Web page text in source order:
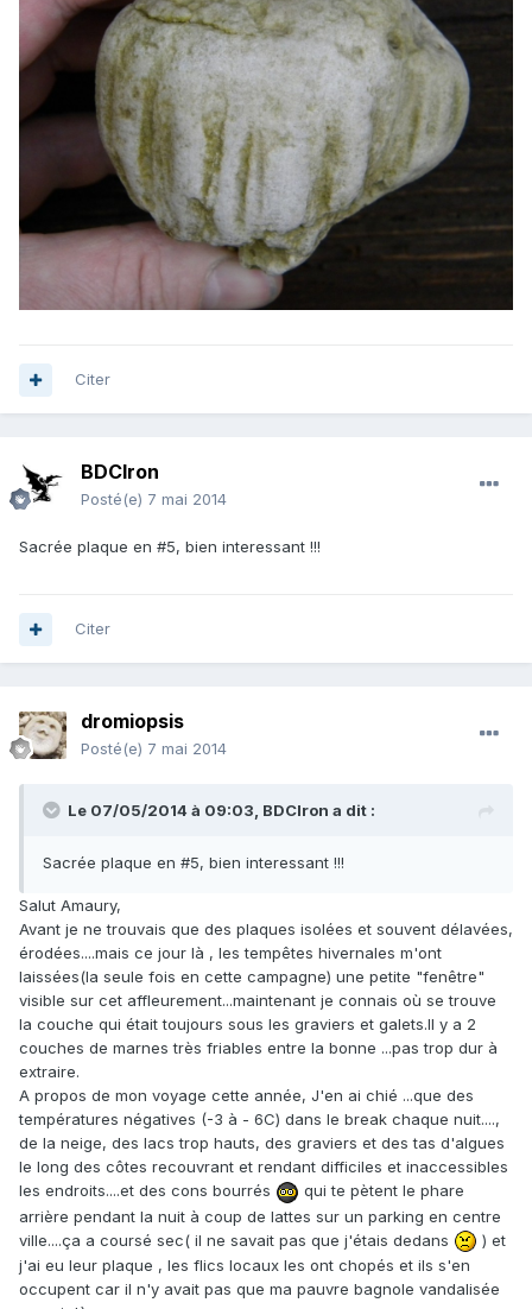
Citer
BDCIron
Posté(e) 7 mai 2014
Sacrée plaque en #5, bien interessant !!!
Citer
dromiopsis
Posté(e) 7 mai 2014
Le 07/05/2014 à 09:03, BDCIron a dit :
Sacrée plaque en #5, bien interessant !!!
Salut Amaury,
Avant je ne trouvais que des plaques isolées et souvent délavées,
érodées....mais ce jour là , les tempêtes hivernales m'ont
laissées(la seule fois en cette campagne) une petite "fenêtre"
visible sur cet affleurement...maintenant je connais où se trouve
la couche qui était toujours sous les graviers et galets.Il y a 2
couches de marnes très friables entre la bonne ...pas trop dur à
extraire.
A propos de mon voyage cette année, J'en ai chié ...que des
températures négatives (-3 à - 6C) dans le break chaque nuit....,
de la neige, des lacs trop hauts, des graviers et des tas d'algues
le long des côtes recouvrant et rendant difficiles et inaccessibles
les endroits....et des cons bourrés
qui te pètent le phare
arrière pendant la nuit à coup de lattes sur un parking en centre
ville....ça a coursé sec( il ne savait pas que j'étais dedans
) et
j'ai eu leur plaque , les flics locaux les ont chopés et ils s'en
occupent car il n'y avait pas que ma pauvre bagnole vandalisée